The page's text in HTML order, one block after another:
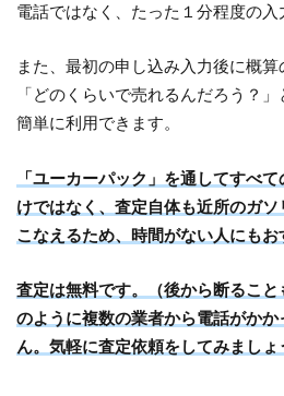
電話ではなく、たった１分程度の入
また、最初の申し込み入力後に概算
「どのくらいで売れるんだろう？
簡単に利用できます。
「ユーカーパック」を通してすべ
けではなく、査定自体も近所のガ
こなえるため、時間がない人にもお
査定は無料です。（後から断るこ
のように複数の業者から電話がか
ん。気軽に査定依頼をしてみましょ